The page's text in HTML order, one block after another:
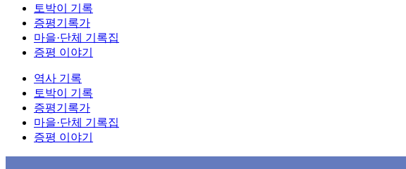
토박이 기록
증평기록가
마을·단체 기록집
증평 이야기
역사 기록
토박이 기록
증평기록가
마을·단체 기록집
증평 이야기